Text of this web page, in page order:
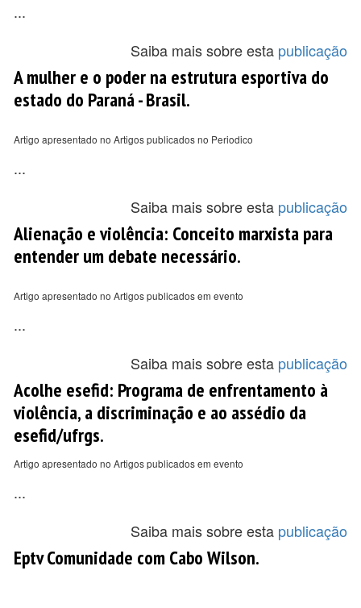
...
Saiba mais sobre esta publicação
A mulher e o poder na estrutura esportiva do
estado do Paraná - Brasil.
Artigo apresentado no Artigos publicados no Periodico
...
Saiba mais sobre esta publicação
Alienação e violência: Conceito marxista para
entender um debate necessário.
Artigo apresentado no Artigos publicados em evento
...
Saiba mais sobre esta publicação
Acolhe esefid: Programa de enfrentamento à
violência, a discriminação e ao assédio da
esefid/ufrgs.
Artigo apresentado no Artigos publicados em evento
...
Saiba mais sobre esta publicação
Eptv Comunidade com Cabo Wilson.